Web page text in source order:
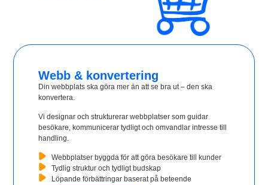
Webb & konvertering
Din webbplats ska göra mer än att se bra ut – den ska
konvertera.
Vi designar och strukturerar webbplatser som guidar
besökare, kommunicerar tydligt och omvandlar intresse till
handling.
Webbplatser byggda för att göra besökare till kunder
Tydlig struktur och tydligt budskap
Löpande förbättringar baserat på beteende